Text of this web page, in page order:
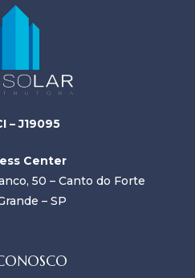
– J19095
Center
50 – Canto do Forte
– SP